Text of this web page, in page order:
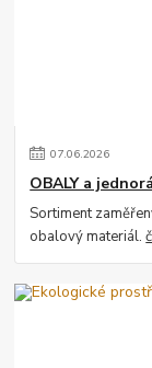
07.06.2026
OBALY a
Sortiment
obalový materiál.